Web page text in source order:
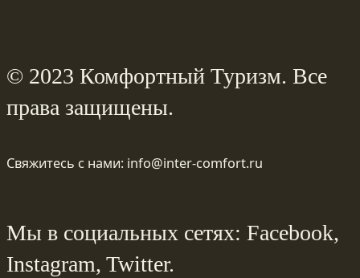
© 2023 Комфортный Туризм. Все
права защищены.
Свяжитесь с нами: info@inter-comfort.ru
Мы в социальных сетях: Facebook,
Instagram, Twitter.